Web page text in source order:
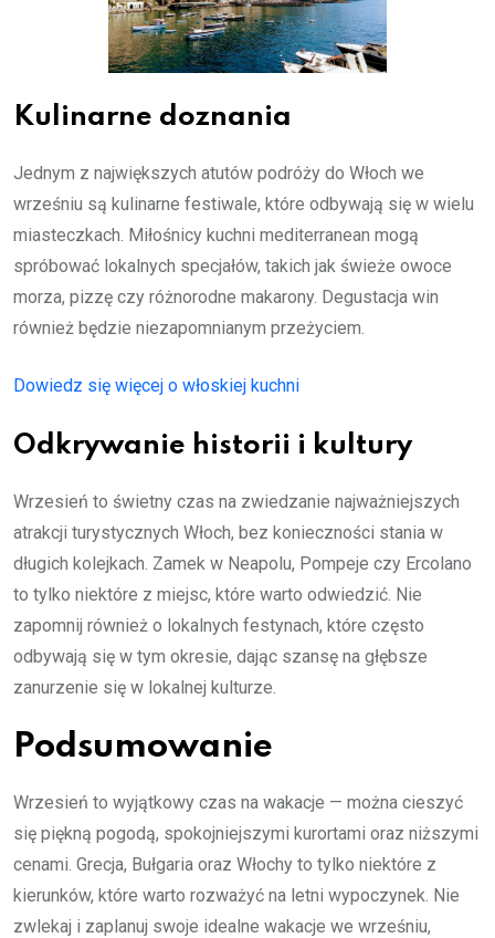
Kulinarne doznania
Jednym z największych atutów podróży do Włoch we
wrześniu są kulinarne festiwale, które odbywają się w wielu
miasteczkach. Miłośnicy kuchni mediterranean mogą
spróbować lokalnych specjałów, takich jak świeże owoce
morza, pizzę czy różnorodne makarony. Degustacja win
również będzie niezapomnianym przeżyciem.
Dowiedz się więcej o włoskiej kuchni
Odkrywanie historii i kultury
Wrzesień to świetny czas na zwiedzanie najważniejszych
atrakcji turystycznych Włoch, bez konieczności stania w
długich kolejkach. Zamek w Neapolu, Pompeje czy Ercolano
to tylko niektóre z miejsc, które warto odwiedzić. Nie
zapomnij również o lokalnych festynach, które często
odbywają się w tym okresie, dając szansę na głębsze
zanurzenie się w lokalnej kulturze.
Podsumowanie
Wrzesień to wyjątkowy czas na wakacje — można cieszyć
się piękną pogodą, spokojniejszymi kurortami oraz niższymi
cenami. Grecja, Bułgaria oraz Włochy to tylko niektóre z
kierunków, które warto rozważyć na letni wypoczynek. Nie
zwlekaj i zaplanuj swoje idealne wakacje we wrześniu,